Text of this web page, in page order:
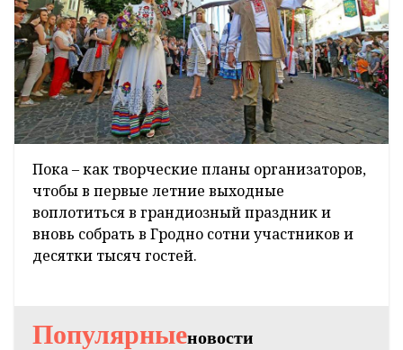
Пока – как творческие планы организаторов,
чтобы в первые летние выходные
воплотиться в грандиозный праздник и
вновь собрать в Гродно сотни участников и
десятки тысяч гостей.
Популярныеновости